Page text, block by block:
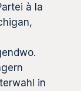
à la
in